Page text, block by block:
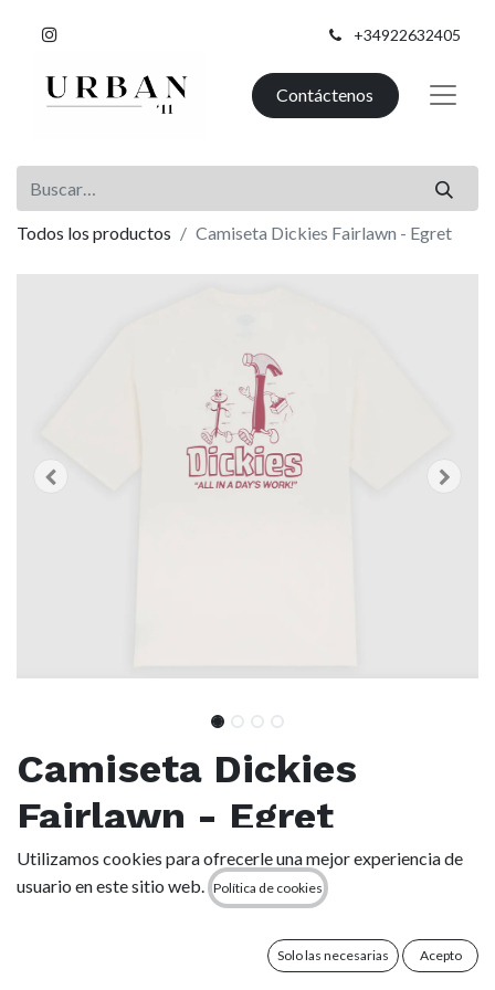
+34922632405
Contáctenos
Todos los productos Camiseta Dickies Fairlawn - Egret
Camiseta Dickies
Fairlawn - Egret
(0 reseña)
Inspirada en los trabajadores del Oeste americano, la
relaxed que combina la comodidad con toda la tradición
Utilizamos cookies para ofrecerle una mejor experiencia de
usuario en este sitio web.
Política de cookies
Solo las necesarias Acepto